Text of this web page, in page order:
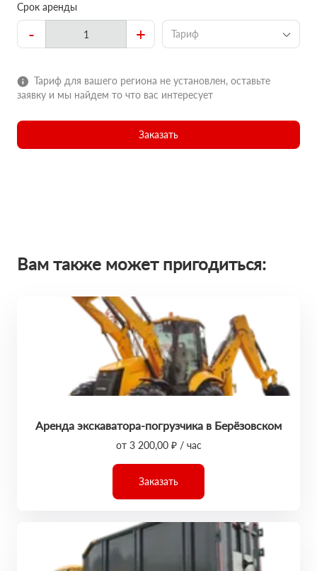
Срок аренды
- + Тариф
Тариф для вашего региона не установлен, оставьте
заявку и мы найдем то что вас интересует
Заказать
Вам также может пригодиться:
Аренда экскаватора-погрузчика в Берёзовском
от 3 200,00 ₽ / час
Заказать